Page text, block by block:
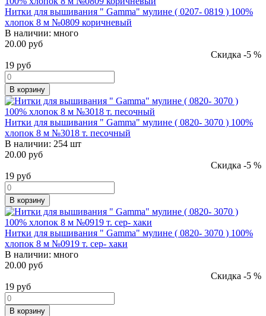
Нитки для вышивания " Gamma" мулине ( 0207- 0819 ) 100%
хлопок 8 м №0809 коричневый
В наличии: много
20.00 руб
Скидка -5 %
19 руб
В корзину
Нитки для вышивания " Gamma" мулине ( 0820- 3070 ) 100%
хлопок 8 м №3018 т. песочный
В наличии: 254 шт
20.00 руб
Скидка -5 %
19 руб
В корзину
Нитки для вышивания " Gamma" мулине ( 0820- 3070 ) 100%
хлопок 8 м №0919 т. сер- хаки
В наличии: много
20.00 руб
Скидка -5 %
19 руб
В корзину